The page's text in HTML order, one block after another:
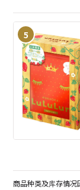
5
商品种类及库存情况